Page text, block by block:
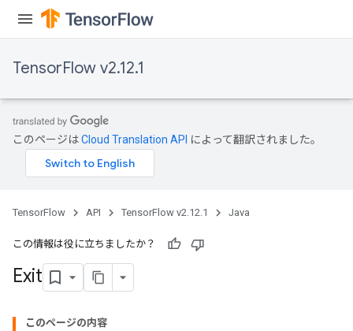
TensorFlow v2.12.1
このページはCloud Translation API によって翻訳されました。
TensorFlow API TensorFlow v2.12.1 Java
この情報は役に立ちましたか？
Exit
このページの内容